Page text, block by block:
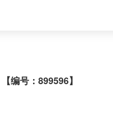
编号：899596】